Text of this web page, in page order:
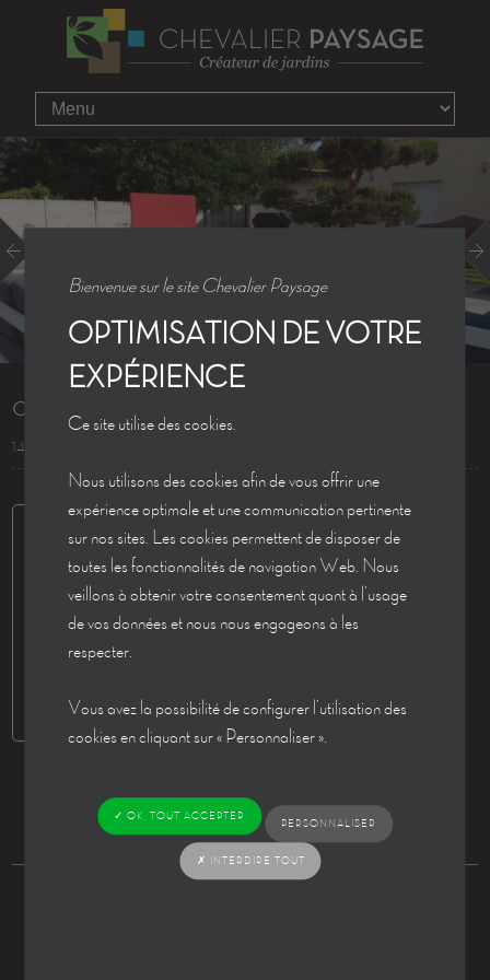
document_36
14.06.2013
Bienvenue sur le site Chevalier Paysage
OPTIMISATION DE VOTRE
EXPÉRIENCE
Ce site utilise des cookies.
Nous utilisons des cookies afin de vous offrir une
expérience optimale et une communication pertinente
sur nos sites. Les cookies permettent de disposer de
toutes les fonctionnalités de navigation Web. Nous
veillons à obtenir votre consentement quant à l’usage
de vos données et nous nous engageons à les
respecter.
Vous avez la possibilité de configurer l’utilisation des
cookies en cliquant sur « Personnaliser ».
✓ OK, TOUT ACCEPTER
PERSONNALISER
✗ INTERDIRE TOUT